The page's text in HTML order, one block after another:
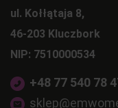
ul. Kołłątaja 8,
46-203 Kluczbork
NIP: 7510000534
+48 77 540 78